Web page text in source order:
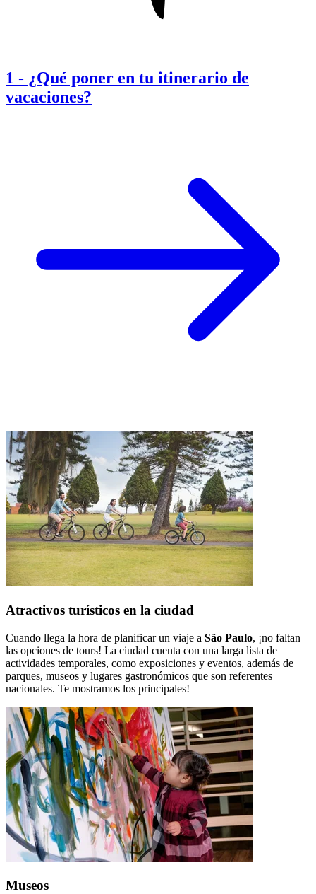
1 - ¿Qué poner en tu itinerario de
vacaciones?
Atractivos turísticos en la ciudad
Cuando llega la hora de planificar un viaje a São Paulo, ¡no faltan
las opciones de tours! La ciudad cuenta con una larga lista de
actividades temporales, como exposiciones y eventos, además de
parques, museos y lugares gastronómicos que son referentes
nacionales. Te mostramos los principales!
Museos